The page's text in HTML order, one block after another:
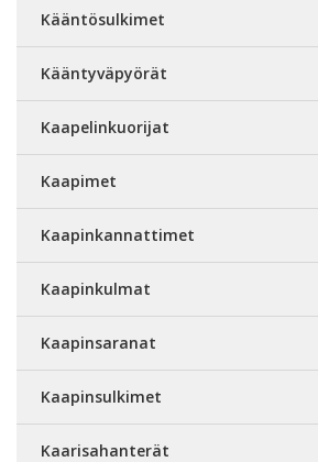
Kääntösulkimet
Kääntyväpyörät
Kaapelinkuorijat
Kaapimet
Kaapinkannattimet
Kaapinkulmat
Kaapinsaranat
Kaapinsulkimet
Kaarisahanterät